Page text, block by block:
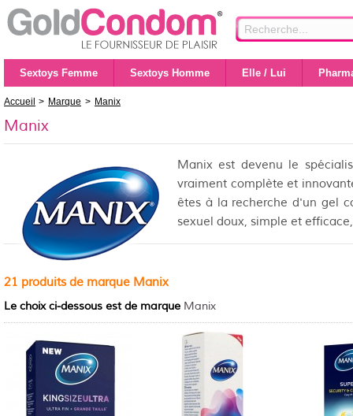
Sextoys Femme Sextoys Homme Elle / Lui
Accueil > Marque > Manix
Manix
Manix est devenu le
vraiment complète et
êtes à la recherche d'un gel
sexuel doux, simple et
21 produits de marque Manix
Le choix ci-dessous est de marque Manix